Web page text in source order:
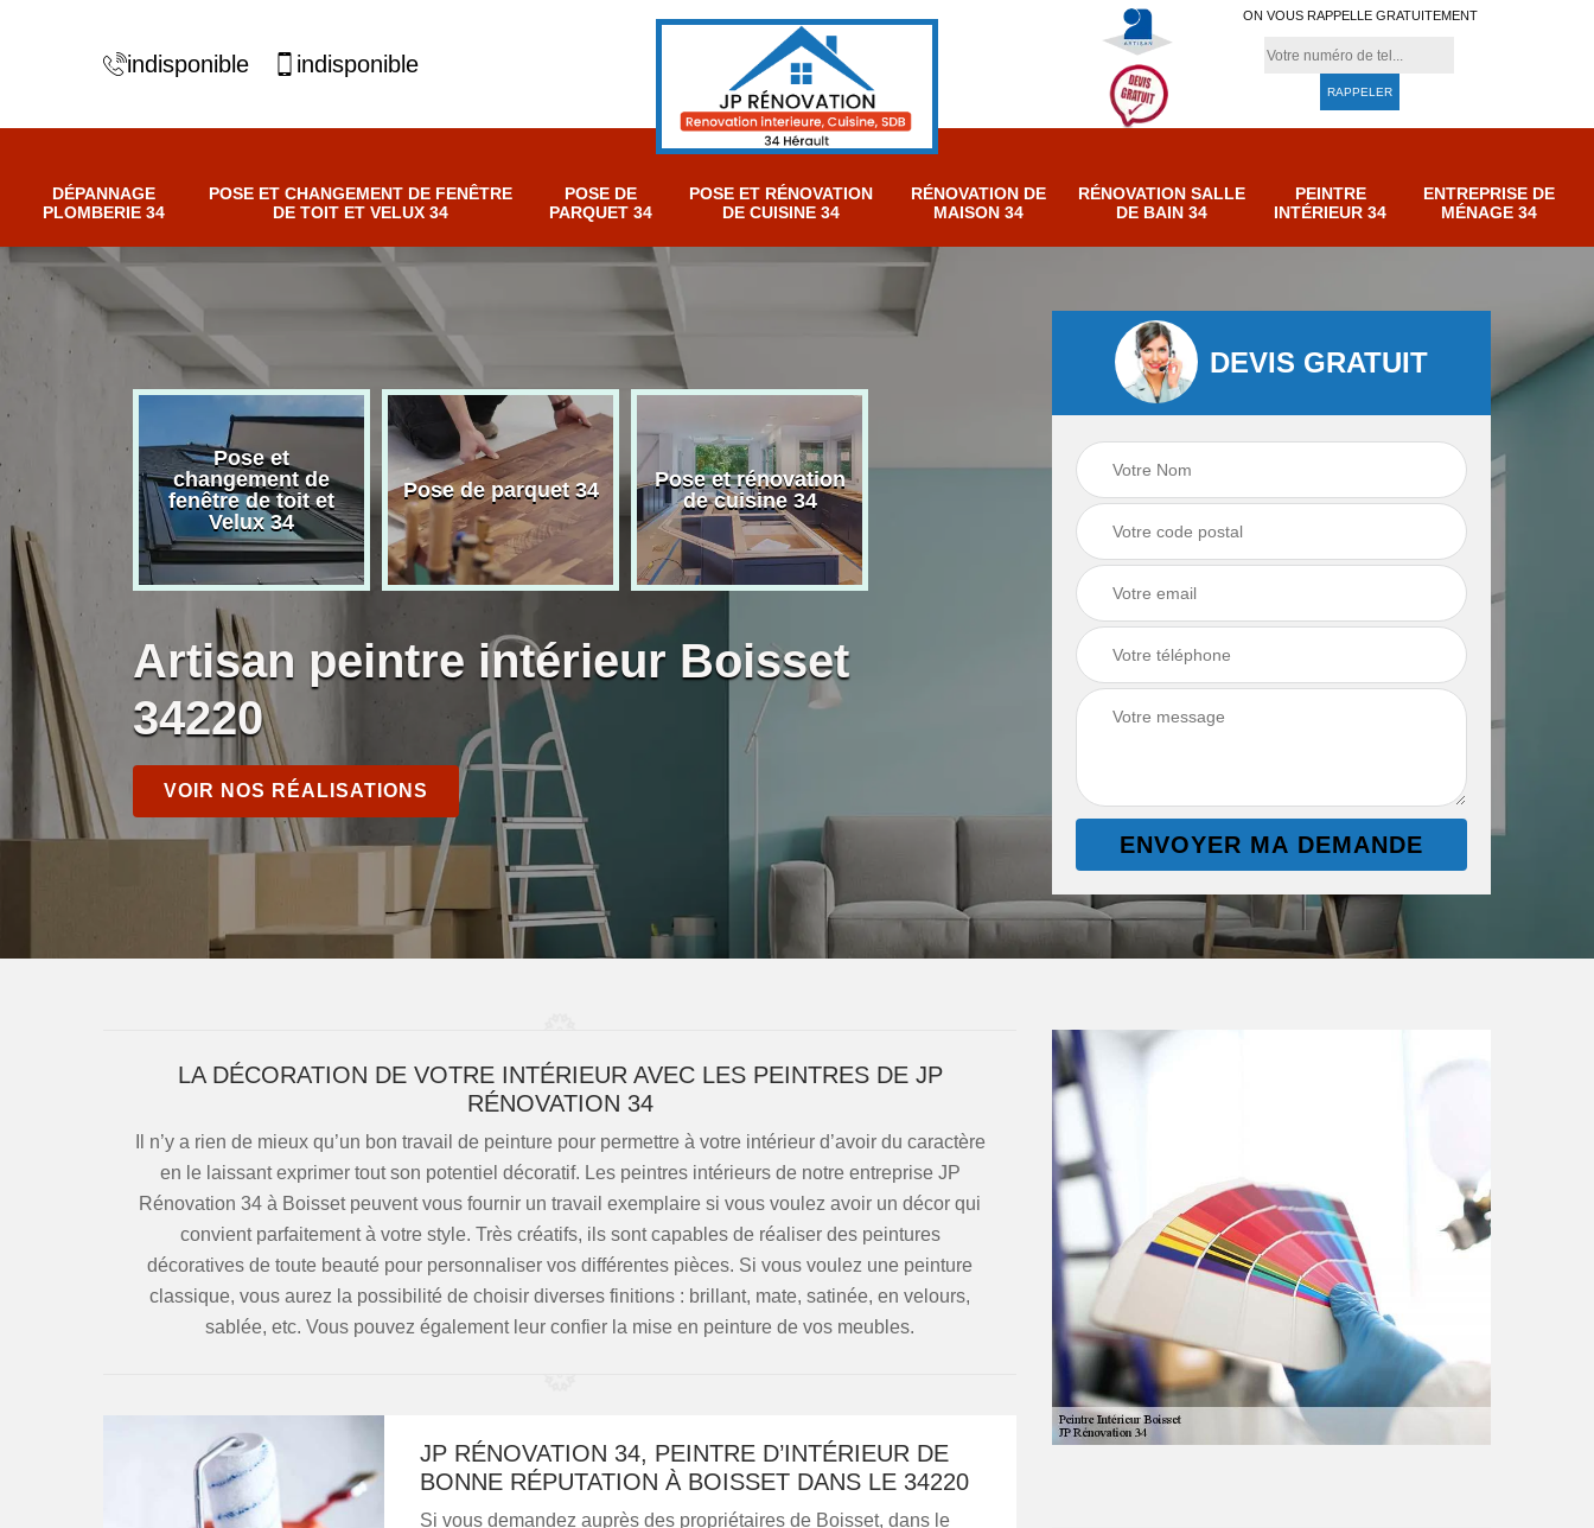
indisponible indisponible
ON VOUS RAPPELLE GRATUITEMENT
DÉPANNAGE
PLOMBERIE 34
POSE ET CHANGEMENT DE FENÊTRE
DE TOIT ET VELUX 34
POSE DE
PARQUET 34
POSE ET RÉNOVATION
DE CUISINE 34
RÉNOVATION DE
MAISON 34
RÉNOVATION SALLE
DE BAIN 34
PEINTRE
INTÉRIEUR 34
ENTREPRISE DE
MÉNAGE 34
34
Pose et
changement de
fenêtre de toit et
Velux 34
Pose de parquet 34
Pose et rénovation
de cuisine 34
Rénovation salle de
Entreprise de
ménage 34
Artisan peintre intérieur Boisset
34220
VOIR NOS RÉALISATIONS
DEVIS GRATUIT
LA DÉCORATION DE VOTRE INTÉRIEUR AVEC LES PEINTRES DE JP
RÉNOVATION 34
Il n’y a rien de mieux qu’un bon travail de peinture pour permettre à votre intérieur d’avoir du caractère
en le laissant exprimer tout son potentiel décoratif. Les peintres intérieurs de notre entreprise JP
Rénovation 34 à Boisset peuvent vous fournir un travail exemplaire si vous voulez avoir un décor qui
convient parfaitement à votre style. Très créatifs, ils sont capables de réaliser des peintures
décoratives de toute beauté pour personnaliser vos différentes pièces. Si vous voulez une peinture
classique, vous aurez la possibilité de choisir diverses finitions : brillant, mate, satinée, en velours,
sablée, etc. Vous pouvez également leur confier la mise en peinture de vos meubles.
JP RÉNOVATION 34, PEINTRE D’INTÉRIEUR DE
BONNE RÉPUTATION À BOISSET DANS LE 34220
Si vous demandez auprès des propriétaires de Boisset, dans le